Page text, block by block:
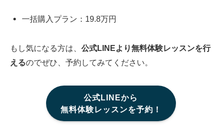
一括購入プラン：19.8万円
もし気になる方は、 公式LINEより無料体験レッスンを行
えるのでぜひ、予約してみてください。
公式LINEから
無料体験レッスンを予約！